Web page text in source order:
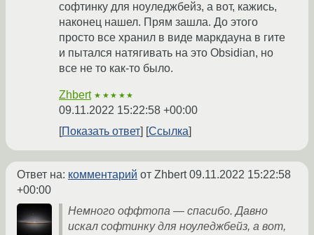
софтинку для ноуледжбейз, а вот, кажись,
наконец нашел. Прям зашла. До этого
просто все хранил в виде маркдауна в гите
и пытался натягивать на это Obsidian, но
все не то как-то было.
Zhbert ★★★★★
09.11.2022 15:22:58 +00:00
Показать ответ
Ссылка
Ответ на: комментарий от Zhbert09.11.2022 15:22:58
+00:00
Немного оффтопа — спасибо. Давно
искал софтинку для ноуледжбейз, а вот,